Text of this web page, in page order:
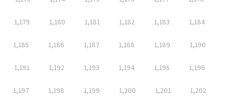
1,179 1,180 1,181 1,182 1,183 1,184
1,185 1,186 1,187 1,188 1,189 1,190
1,191 1,192 1,193 1,194 1,195 1,196
1,197 1,198 1,199 1,200 1,201 1,202